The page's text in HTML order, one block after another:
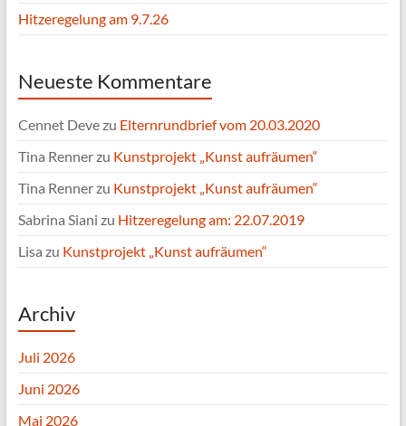
Hitzeregelung am 9.7.26
Neueste Kommentare
Cennet Devezu Elternrundbrief vom 20.03.2020
Tina Rennerzu Kunstprojekt „Kunst aufräumen“
Tina Rennerzu Kunstprojekt „Kunst aufräumen“
Sabrina Siani zu Hitzeregelung am: 22.07.2019
Lisa zu Kunstprojekt „Kunst aufräumen“
Archiv
Juli 2026
Juni 2026
Mai 2026